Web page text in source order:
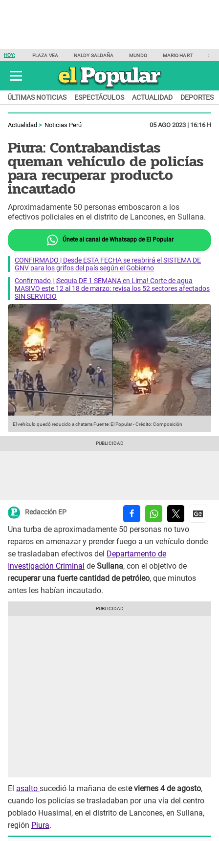
HOY: PLAZA VEA NALDY SALDAÑA MUNDO MARIO HART
ÚLTIMAS NOTICIAS ESPECTÁCULOS ACTUALIDAD DEPORTES
Actualidad Noticias Perú 05 AGO 2023 | 16:16 H
Piura: Contrabandistas
queman vehículo de policías
para recuperar producto
incautado
Aproximadamente 50 personas emboscaron a los
efectivos policiales en el distrito de Lancones, en Sullana.
Únete al canal de Whatsapp de El Popular
CONFIRMADO | Desde ESTA FECHA se reabrirá el SISTEMA DE
GNV para los grifos del país según el Gobierno
Confirmado | ¡Sequía DE 1 SEMANA en Lima! Corte de agua
MASIVO este 12 al 18 de marzo: revisa los 52 sectores afectados
SIN SERVICIO
El vehículo quedó reducido a chatarraFuente: El Popular-Crédito: Composición
Redacción EP
Una turba de aproximadamente 50 personas no tuvo
reparos en amenazar y prender fuego a un vehículo donde
se trasladaban efectivos del Departamento de
Investigación Criminal de Sullana, con el objetivo de
recuperar una fuerte cantidad de petróleo, que minutos
antes les habían incautado.
El asalto sucedió la mañana de este viernes 4 de agosto,
cuando los policías se trasladaban por una vía del centro
poblado Huasimal, en el distrito de Lancones, en Sullana,
región Piura.